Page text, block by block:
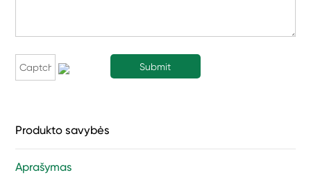
Produkto savybės
Aprašymas